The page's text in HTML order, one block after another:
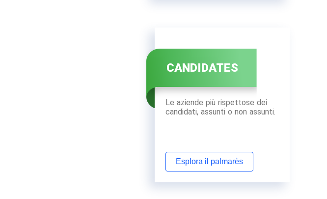
CANDIDATES
Le aziende più rispettose dei
candidati, assunti o non assunti.
Esplora il palmarès